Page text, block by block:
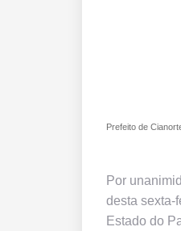
Prefeito de
Por
desta sexta-
Estado do